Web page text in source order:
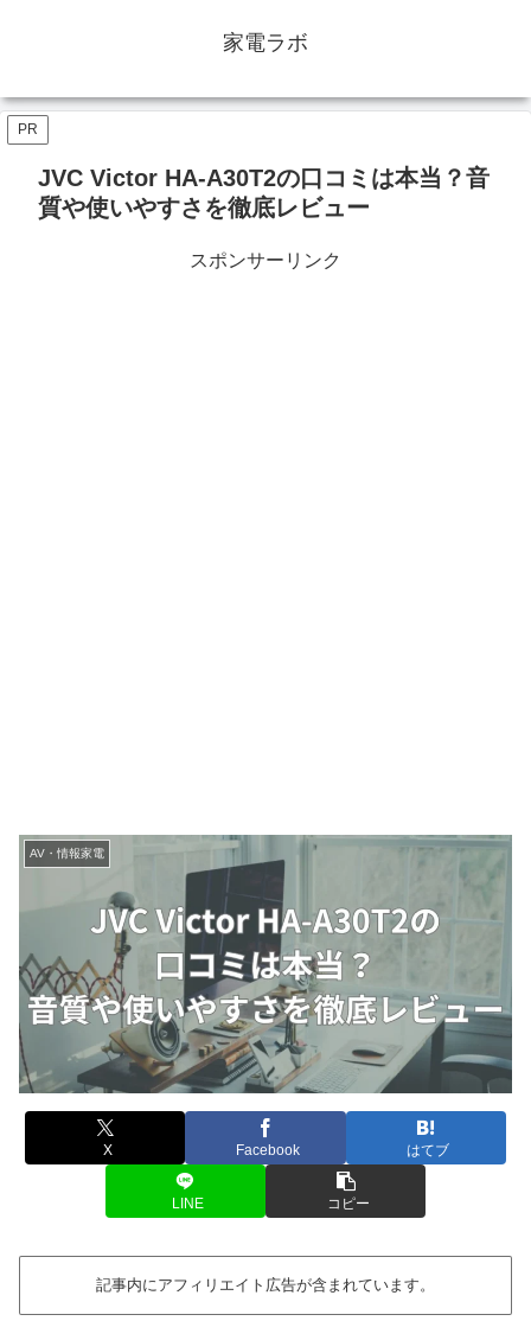
家電ラボ
PR
JVC Victor HA-A30T2の口コミは本当？音
質や使いやすさを徹底レビュー
スポンサーリンク
AV・情報家電
X Facebook はてブ
LINE コピー
記事内にアフィリエイト広告が含まれています。